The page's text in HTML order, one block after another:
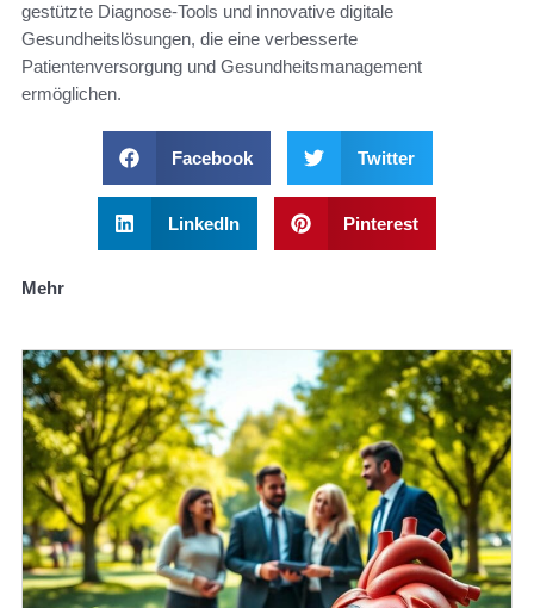
gestützte Diagnose-Tools und innovative digitale
Gesundheitslösungen, die eine verbesserte
Patientenversorgung und Gesundheitsmanagement
ermöglichen.
Facebook Twitter
LinkedIn Pinterest
Mehr